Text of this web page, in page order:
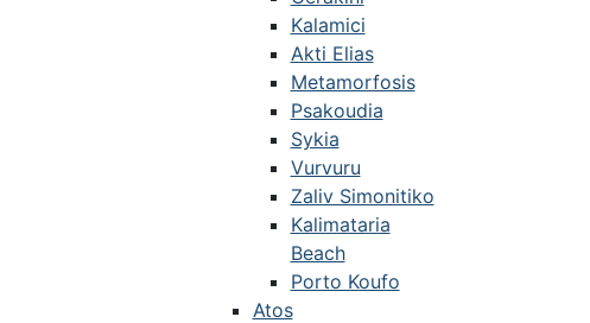
Kalamici
Akti Elias
Metamorfosis
Psakoudia
Sykia
Vurvuru
Zaliv Simonitiko
Kalimataria
Beach
Porto Koufo
Atos